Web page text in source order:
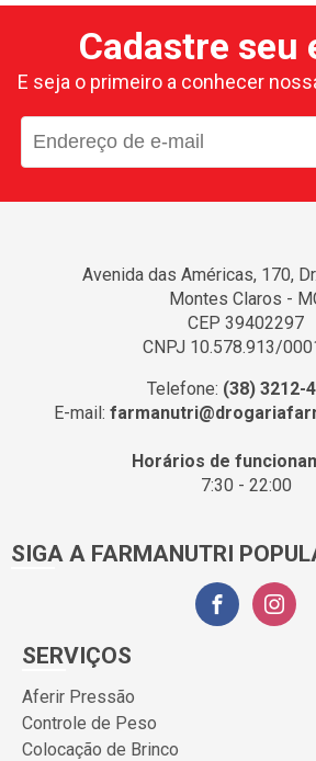
Cadastre seu
E seja o primeiro a conhecer
Avenida das Américas, 170,
Montes Claros -
CEP 39402297
CNPJ 10.578.913/
Telefone: (38) 3212-
E-mail:
Horários de
7:30 - 22:00
SIGA A FARMANUTRI
SERVIÇOS
Aferir Pressão
Controle de Peso
Colocação de Brinco